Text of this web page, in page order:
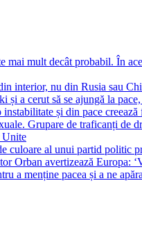
mult decât probabil. În
interior, nu din Rusia sau
a cerut să se ajungă la
și din pace
Grupare de traficanți de
Unite
culoare al unui partid politic
avertizează Europa:
a menține pacea și a ne